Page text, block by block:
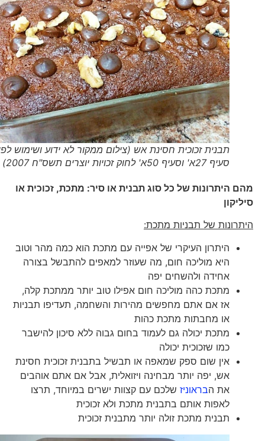
תבנית זכוכית חסינת אש (צילום ממקור לא ידוע ושימוש לפי
סעיף 27א' וסעיף 50א' לחוק זכויות יוצרים תשס"ח 2007)
מהם היתרונות של כל סוג תבנית או סיר: מתכת, זכוכית או
סיליקון
היתרונות של תבניות מתכת:
היתרון העיקרי של אפייה עם מתכת הוא כמה מהר וטוב
היא מוליכה חום, מה שעוזר למאפים להתבשל בצורה
אחידה ולהשחים יפה
מתכת כהה מוליכה חום אפילו טוב יותר ממתכת קלה,
אז אם אתם מחפשים מהירות והשחמה, תעדיפו תבניות
או מחבתות מתכת כהות
מתכת יכולה גם לעמוד בחום גבוה ללא סיכון להישבר
כמו שזכוכית יכולה
אין שום ספק שמאפה או תבשיל בתבנית זכוכית חסינת
אש, יפה יותר מבחינה ויזואלית, אבל אם אתם אוהבים
את הבראוניזשלכם עם קצוות ישרים במיוחד, תרצו
לאפות אותם בתבנית מתכת ולא זכוכית
תבנית מתכת זולה יותר מתבנית זכוכית